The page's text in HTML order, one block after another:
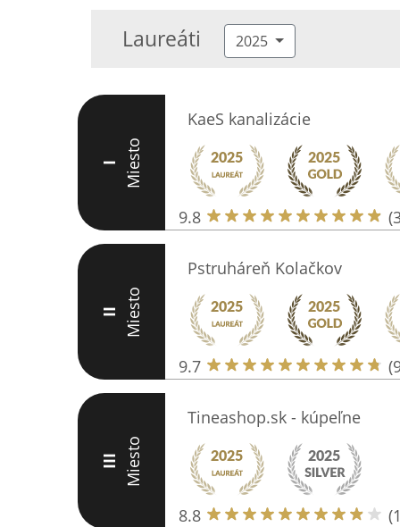
Laureáti 2025
I Miesto
KaeS kanalizácie
9.8
II Miesto
Pstruháreň Kolačkov
9.7
III Miesto
Tineashop.sk - kúpeľne
8.8